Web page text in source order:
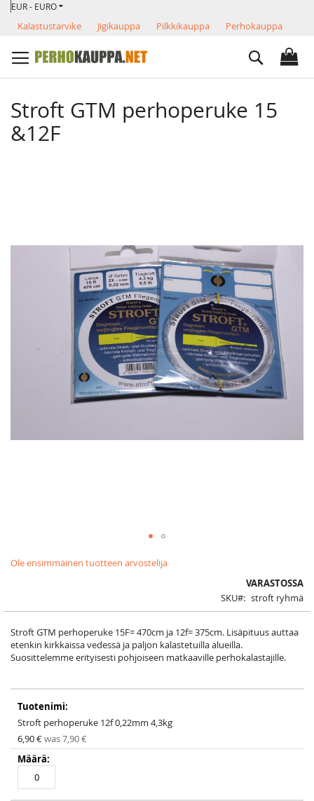
Skip
Content
VALUUTTA
EUR - EURO
Kalastustarvike Jigikauppa Pilkkikauppa
Perhokauppa
Search
Stroft GTM perhoperuke 15
&12F
Ole ensimmäinen tuotteen arvostelija
VARASTOSSA
SKU
stroft ryhmä
Stroft GTM perhoperuke 15F= 470cm ja 12f= 375cm. Lisäpituus auttaa
etenkin kirkkaissa vedessä ja paljon kalastetuilla alueilla.
Suosittelemme erityisesti pohjoiseen matkaaville perhokalastajille.
product
items
Stroft perhoperuke 12f 0,22mm 4,3kg
Special
Price
6,90 €was7,90 €
to
the
images
gallery